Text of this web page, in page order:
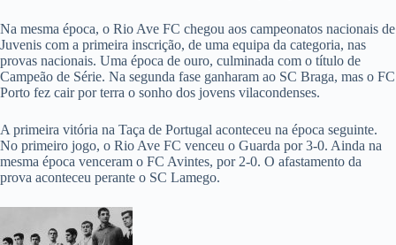
Na mesma época, o Rio Ave FC chegou aos campeonatos nacionais de
Juvenis com a primeira inscrição, de uma equipa da categoria, nas
provas nacionais. Uma época de ouro, culminada com o título de
Campeão de Série. Na segunda fase ganharam ao SC Braga, mas o FC
Porto fez cair por terra o sonho dos jovens vilacondenses.
A primeira vitória na Taça de Portugal aconteceu na época seguinte.
No primeiro jogo, o Rio Ave FC venceu o Guarda por 3-0. Ainda na
mesma época venceram o FC Avintes, por 2-0. O afastamento da
prova aconteceu perante o SC Lamego.